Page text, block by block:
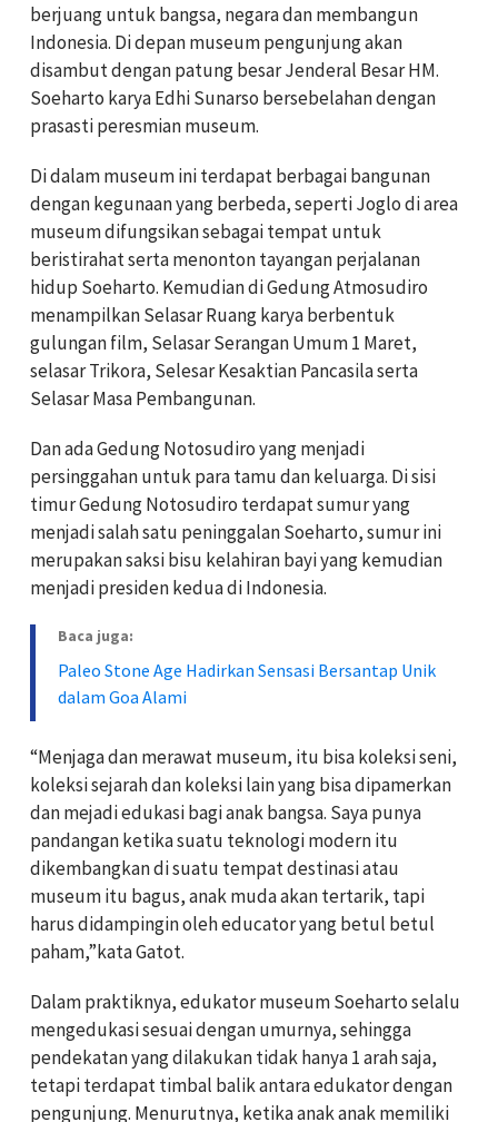
berjuang untuk bangsa, negara dan membangun
Indonesia. Di depan museum pengunjung akan
disambut dengan patung besar Jenderal Besar HM.
Soeharto karya Edhi Sunarso bersebelahan dengan
prasasti peresmian museum.
Di dalam museum ini terdapat berbagai bangunan
dengan kegunaan yang berbeda, seperti Joglo di area
museum difungsikan sebagai tempat untuk
beristirahat serta menonton tayangan perjalanan
hidup Soeharto. Kemudian di Gedung Atmosudiro
menampilkan Selasar Ruang karya berbentuk
gulungan film, Selasar Serangan Umum 1 Maret,
selasar Trikora, Selesar Kesaktian Pancasila serta
Selasar Masa Pembangunan.
Dan ada Gedung Notosudiro yang menjadi
persinggahan untuk para tamu dan keluarga. Di sisi
timur Gedung Notosudiro terdapat sumur yang
menjadi salah satu peninggalan Soeharto, sumur ini
merupakan saksi bisu kelahiran bayi yang kemudian
menjadi presiden kedua di Indonesia.
Baca juga:
Paleo Stone Age Hadirkan Sensasi Bersantap Unik
dalam Goa Alami
“Menjaga dan merawat museum, itu bisa koleksi seni,
koleksi sejarah dan koleksi lain yang bisa dipamerkan
dan mejadi edukasi bagi anak bangsa. Saya punya
pandangan ketika suatu teknologi modern itu
dikembangkan di suatu tempat destinasi atau
museum itu bagus, anak muda akan tertarik, tapi
harus didampingin oleh educator yang betul betul
paham,”kata Gatot.
Dalam praktiknya, edukator museum Soeharto selalu
mengedukasi sesuai dengan umurnya, sehingga
pendekatan yang dilakukan tidak hanya 1 arah saja,
tetapi terdapat timbal balik antara edukator dengan
pengunjung. Menurutnya, ketika anak anak memiliki